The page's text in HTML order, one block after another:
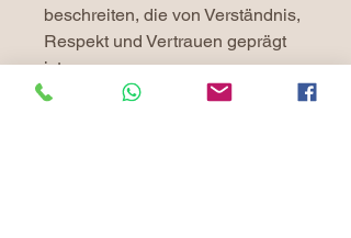
beschreiten, die von Verständnis,
Respekt und Vertrauen geprägt
ist.